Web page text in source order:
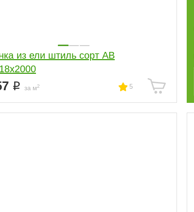
из ели штиль сорт АВ
за м2 5